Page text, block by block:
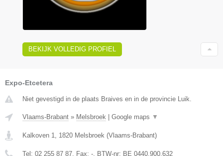
BEKIJK VOLLEDIG PROFIEL
Expo-Etcetera
Niet gevestigd in de plaats Braives en in de provincie Luik.
Vlaams-Brabant » Melsbroek | Google maps ▼
Kalkoven 1 1820 Melsbroek (Vlaams-Brabant)
Tel: 02 255 87 87 , Fax: - , BTW-nr: BE 0440.900.632